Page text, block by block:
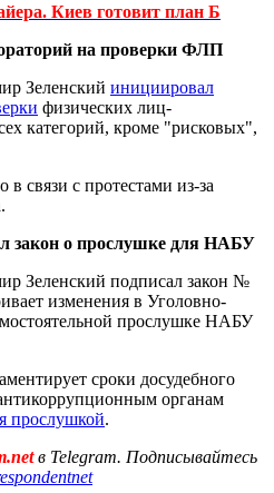
Киев готовит план Б
на проверки ФЛП
Зеленский инициировал
физических лиц-
категорий, кроме "рисковых",
связи с протестами из-за
закон о прослушке для НАБУ
Зеленский подписал закон №
изменения в Уголовно-
прослушке НАБУ
сроки досудебного
органам
прослушкой.
в Telegram. Подписывайтесь